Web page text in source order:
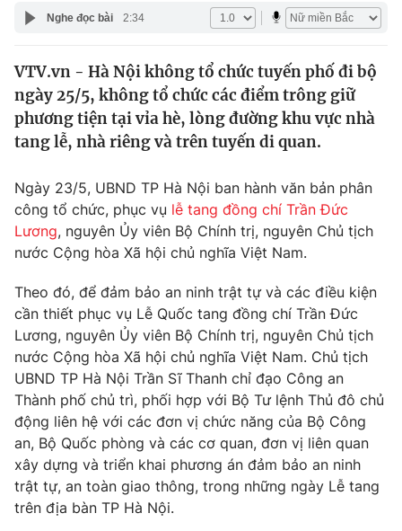
Thế giới
Tin tức
Câu chuyện quốc tế
Kinh tế
Tài chính
Thị trường
Góc doanh nghiệp
Dữ liệu và đời sống
Truyền hình
Phim VTV
Hậu trường
Nhân vật
Khán giả
Giải sao mai
Giải trí
Điện ảnh
Âm nhạc
Sao
Đời sống
Du lịch
Làm đẹp
Chất lượng cuộc sống
Giáo dục
Tuyển sinh
Học trực tuyến
Công nghệ
Hitech Công nghệ tương lai
Giao lưu trực tuyến
Giáo dục
Nghe đọc bài 2:34
VTV.vn - Hà Nội không tổ chức tuyến phố đi bộ
ngày 25/5, không tổ chức các điểm trông giữ
phương tiện tại vỉa hè, lòng đường khu vực nhà
tang lễ, nhà riêng và trên tuyến di quan.
Ngày 23/5, UBND TP Hà Nội ban hành văn bản phân
công tổ chức, phục vụ lễ tang đồng chí Trần Đức
Lương, nguyên Ủy viên Bộ Chính trị, nguyên Chủ tịch
nước Cộng hòa Xã hội chủ nghĩa Việt Nam.
Theo đó, để đảm bảo an ninh trật tự và các điều kiện
cần thiết phục vụ Lễ Quốc tang đồng chí Trần Đức
Lương, nguyên Ủy viên Bộ Chính trị, nguyên Chủ tịch
nước Cộng hòa Xã hội chủ nghĩa Việt Nam. Chủ tịch
UBND TP Hà Nội Trần Sĩ Thanh chỉ đạo Công an
Thành phố chủ trì, phối hợp với Bộ Tư lệnh Thủ đô chủ
động liên hệ với các đơn vị chức năng của Bộ Công
an, Bộ Quốc phòng và các cơ quan, đơn vị liên quan
xây dựng và triển khai phương án đảm bảo an ninh
trật tự, an toàn giao thông, trong những ngày Lễ tang
trên địa bàn TP Hà Nội.